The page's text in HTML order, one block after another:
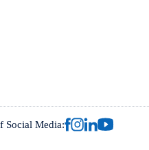
Social Media: